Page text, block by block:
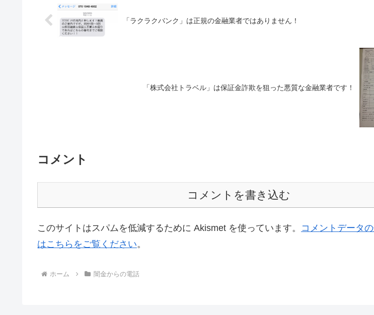
「ラクラクバンク」は正規の金融業者ではありません！
「株式会社トラベル」は保証金詐欺を狙った悪質な金融業者です！
コメント
コメントを書き込む
このサイトはスパムを低減するために Akismet を使っています。 コメントデータ
はこちらをご覧ください。
ホーム 闇金からの電話